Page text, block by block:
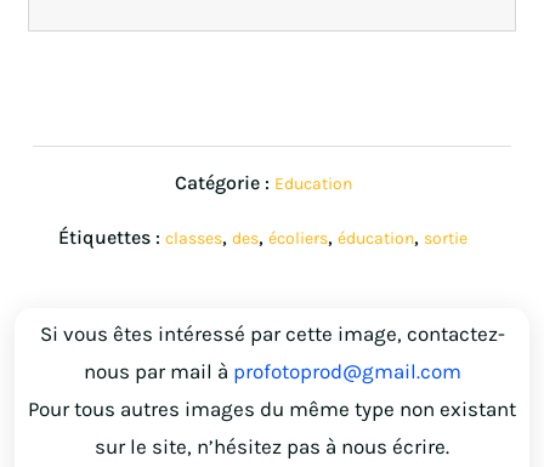
Catégorie : Education
Étiquettes : classes, des, écoliers, éducation, sortie
Si vous êtes intéressé par cette image, contactez-
nous par mail à profotoprod@gmail.com
Pour tous autres images du même type non existant
sur le site, n’hésitez pas à nous écrire.